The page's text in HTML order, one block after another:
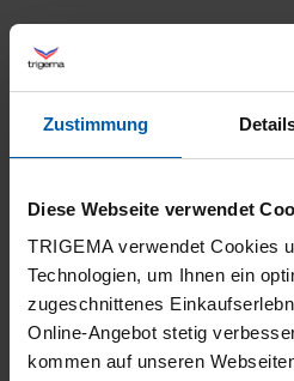
Zustimmung
Diese Webseite verwendet
TRIGEMA verwendet Cookies
Technologien, um Ihnen ein
zugeschnittenes
Online-Angebot stetig
kommen auf unseren
climate-neutral
shipping